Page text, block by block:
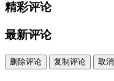
精彩评论
最新评论
删除评论 复制评论 取消